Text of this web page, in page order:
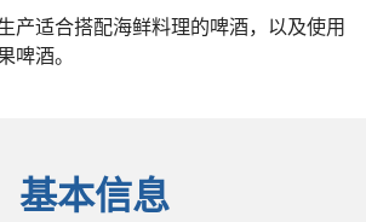
产适合搭配海鲜料理的啤酒，以及使用
啤酒。
基本信息